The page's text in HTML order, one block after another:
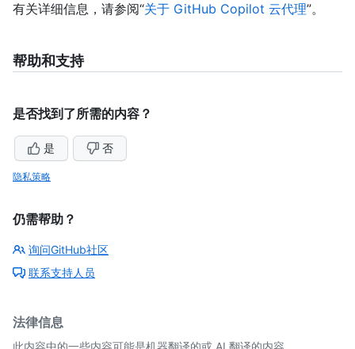
有关详细信息，请参阅“关于 GitHub Copilot 云代理”。
帮助和支持
是否找到了所需的内容？
是 否
隐私策略
仍需帮助？
询问GitHub社区
联系支持人员
法律信息
此内容中的一些内容可能是机器翻译的或 AI 翻译的内容。